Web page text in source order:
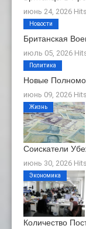
июнь 24, 2026
Британская
июль 05, 2026
Новости
Новые
июнь 09, 2026
Политика
Соискатели
июнь 30, 2026
Жизнь
Количество
Экономика